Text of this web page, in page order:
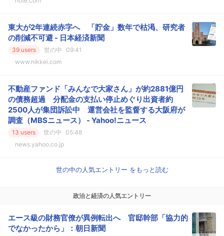
東大が2年連続赤字へ 「貯金」数年で枯渇、研究者
の削減不可避 - 日本経済新聞
39 users 世の中
09:41
www.nikkei.com
不動産ファンド「みんなで大家さん」が約2881億円
の債務超過 分配金の支払い停止めぐり出資者約
2500人が集団訴訟中 運営会社を監督する大阪府が
調査（MBSニュース） - Yahoo!ニュース
13 users 世の中
05:48
news.yahoo.co.jp
世の中の人気エントリー をもっと読む
政治と経済の人気エントリー
エース級の財務官僚が異例転出へ 官邸幹部「協力的
でなかったから」：朝日新聞